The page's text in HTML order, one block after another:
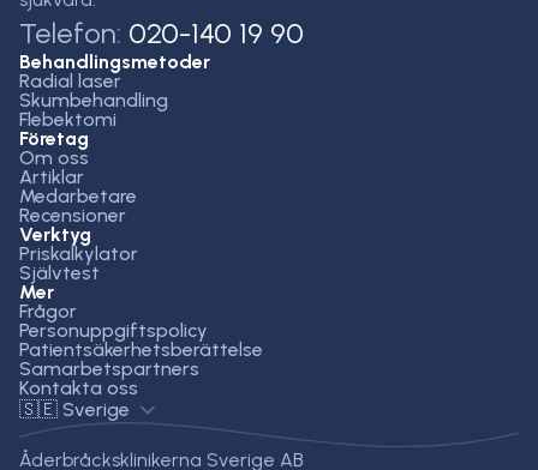
Telefon: 020-140 19 90
Behandlingsmetoder
Radial laser
Skumbehandling
Flebektomi
Företag
Om oss
Artiklar
Medarbetare
Recensioner
Verktyg
Priskalkylator
Självtest
Mer
Frågor
Personuppgiftspolicy
Patientsäkerhetsberättelse
Samarbetspartners
Kontakta oss
🇸🇪 Sverige
Åderbråcksklinikerna Sverige AB